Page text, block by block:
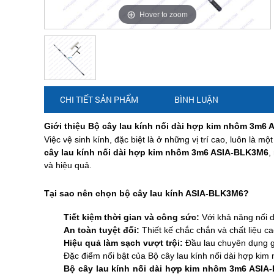
nối
dài
hợp
kim
nhôm
3m6
nối
dài
hợp
kim
nhôm
3m6
ASIA-
BLK3M6
kim
nhôm
3m6
ASIA-
BLK3M6
ASIA-
BLK3M6
Hover to zoom
CHI TIẾT SẢN PHẨM BÌNH LUẬN
Giới thiệu Bộ cây lau kính nối dài hợp kim nhôm 3m6
Việc vệ sinh kính, đặc biệt là ở những vị trí cao, luôn là
cây lau kính nối dài hợp kim nhôm 3m6 ASIA-BLK3M6,
và hiệu quả.
Tại sao nên chọn bộ cây lau kính ASIA-BLK3M6?
Tiết kiệm thời gian và công sức: Với khả năng nối
An toàn tuyệt đối: Thiết kế chắc chắn và chất liệu
Hiệu quả làm sạch vượt trội: Đầu lau chuyên dụng
Đặc điểm nổi bật của Bộ cây lau kính nối dài hợp kim
Bộ cây lau kính nối dài hợp kim nhôm 3m6 ASIA-